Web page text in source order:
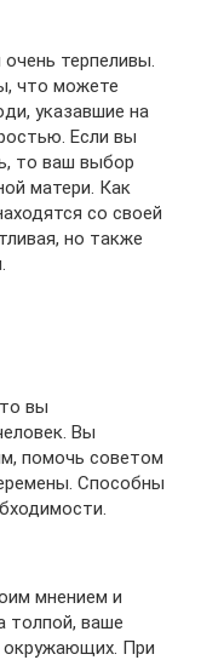
терпеливы.
что можете
указавшие на
Если вы
то ваш выбор
матери. Как
со своей
но также
вы
Вы
помочь советом
Способны
мнением и
толпой, ваше
окружающих. При